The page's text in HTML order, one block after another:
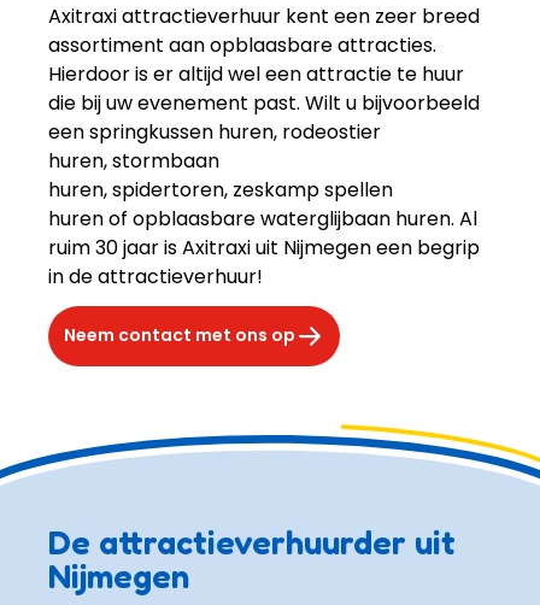
Axitraxi attractieverhuur kent een zeer breed
assortiment aan opblaasbare attracties.
Hierdoor is er altijd wel een attractie te huur
die bij uw evenement past. Wilt u bijvoorbeeld
een springkussen huren, rodeostier
huren, stormbaan
huren, spidertoren, zeskamp spellen
huren of opblaasbare waterglijbaan huren. Al
ruim 30 jaar is Axitraxi uit Nijmegen een begrip
in de attractieverhuur!
Neem contact met ons op
De attractieverhuurder uit
Nijmegen